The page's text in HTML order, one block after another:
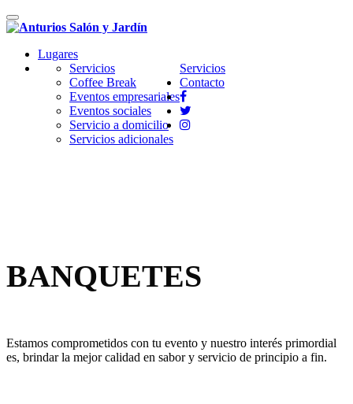
Cambiar
navegación
Lugares
Servicios
Servicios
Coffee Break
Eventos empresariales
Eventos sociales
Servicio a domicilio
Servicios adicionales
Contacto
BANQUETES
Estamos comprometidos con tu evento y nuestro interés primordial
es, brindar la mejor calidad en sabor y servicio de principio a fin.